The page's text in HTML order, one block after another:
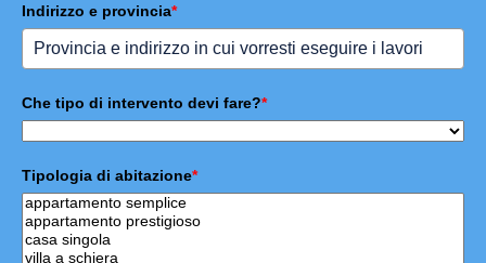
Indirizzo e provincia*
Che tipo di intervento devi fare?*
Tipologia di abitazione*